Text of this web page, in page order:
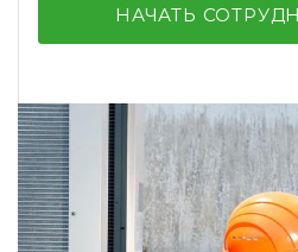
Какие
кондиционера
бактерий
Больше всего в
НАЧАТЬ